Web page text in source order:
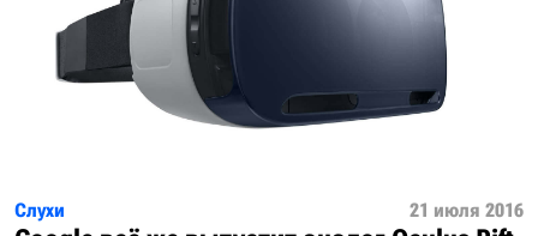
Слухи 21 июля 2016